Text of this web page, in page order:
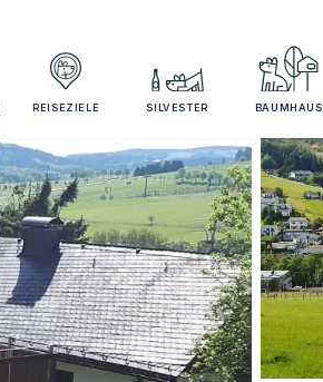
REISEZIELE SILVESTER BAUMHAUS